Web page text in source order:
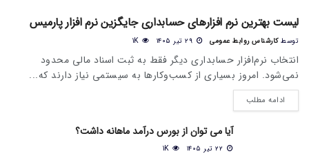
لیست بهترین نرم افزارهای حسابداری جایگزین نرم افزار پارمیس
توسط کارشناس روابط عمومی 1K
انتخاب نرم‌افزار حسابداری دیگر فقط به ثبت اسناد مالی محدود
نمی‌شود. امروز بسیاری از کسب‌وکارها به سیستمی نیاز دارند که...
ادامه مطلب
آیا می‌ توان از بورس درآمد ماهانه داشت؟
1K